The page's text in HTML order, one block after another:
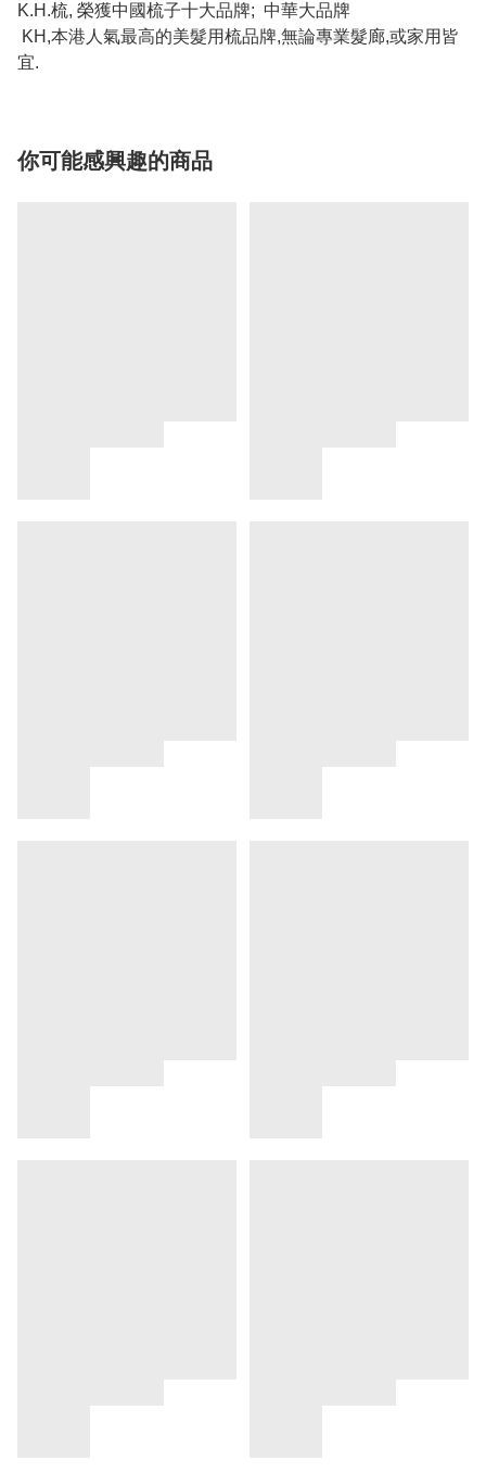
K.H.梳, 榮獲中國梳子十大品牌; 中華大品牌
KH,本港人氣最高的美髮用梳品牌,無論專業髮廊,或家用皆
宜.
你可能感興趣的商品